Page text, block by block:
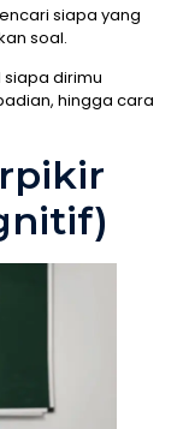
siapa yang
soal.
siapa dirimu
hingga cara